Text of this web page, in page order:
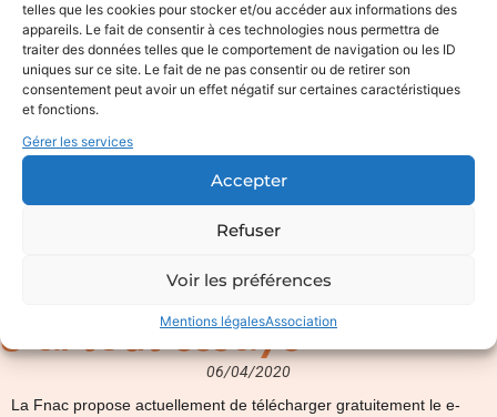
telles que les cookies pour stocker et/ou accéder aux informations des
appareils. Le fait de consentir à ces technologies nous permettra de
traiter des données telles que le comportement de navigation ou les ID
uniques sur ce site. Le fait de ne pas consentir ou de retirer son
consentement peut avoir un effet négatif sur certaines caractéristiques
et fonctions.
Gérer les services
Accepter
Refuser
Voir les préférences
Mentions légalesAssociation
J’ai tout essayé
06/04/2020
La Fnac propose actuellement de télécharger gratuitement le e-